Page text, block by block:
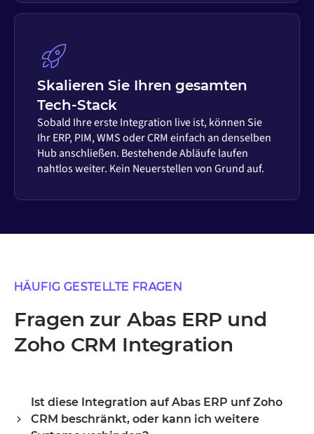
Skalieren Sie Ihren gesamten
Tech-Stack
Sobald Ihre erste Integration live ist, können Sie
Ihr ERP, PIM, WMS oder CRM einfach an denselben
Hub anschließen. Bestehende Abläufe laufen
nahtlos weiter. Kein Neuerstellen von Grund auf.
HÄUFIG GESTELLTE FRAGEN
Fragen zur Abas ERP und
Zoho CRM Integration
Ist diese Integration auf Abas ERP unf Zoho
CRM beschränkt, oder kann ich weitere